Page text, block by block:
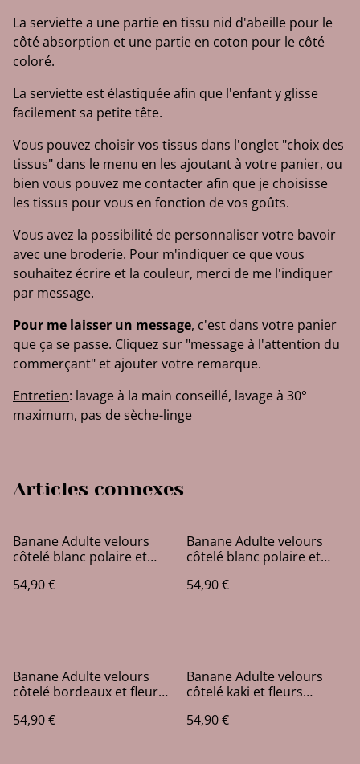
La serviette a une partie en tissu nid d'abeille pour le
côté absorption et une partie en coton pour le côté
coloré.
La serviette est élastiquée afin que l'enfant y glisse
facilement sa petite tête.
Vous pouvez choisir vos tissus dans l'onglet "choix des
tissus" dans le menu en les ajoutant à votre panier, ou
bien vous pouvez me contacter afin que je choisisse
les tissus pour vous en fonction de vos goûts.
Vous avez la possibilité de personnaliser votre bavoir
avec une broderie. Pour m'indiquer ce que vous
souhaitez écrire et la couleur, merci de me l'indiquer
par message.
Pour me laisser un message, c'est dans votre panier
que ça se passe. Cliquez sur "message à l'attention du
commerçant" et ajouter votre remarque.
Entretien: lavage à la main conseillé, lavage à 30°
maximum, pas de sèche-linge
Articles connexes
Banane Adulte velours
côtelé blanc polaire et
54,90 €
Banane Adulte velours
côtelé blanc polaire et
54,90 €
Banane Adulte velours
côtelé bordeaux et fleurs
54,90 €
Banane Adulte velours
côtelé kaki et fleurs
54,90 €